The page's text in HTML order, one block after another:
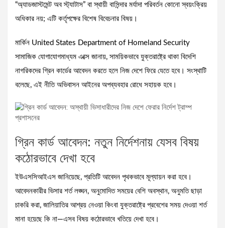
“অ্যাডজাস্টমেন্ট অব স্ট্যাটাস” বা স্থায়ী বাসিন্দার মর্যাদা পরিবর্তন কোনো স্বয়ংক্রিয়
অধিকার নয়; এটি কর্তৃপক্ষের বিশেষ বিবেচনার বিষয়।
মার্কিন United States Department of Homeland Security
সামাজিক যোগাযোগমাধ্যম এক্সে জানায়, সাময়িকভাবে যুক্তরাষ্ট্রে থাকা বিদেশি
নাগরিকদের গ্রিন কার্ডের আবেদন করতে হলে নিজ দেশে ফিরে যেতে হবে। সংস্থাটি
বলেছে, এই নীতি অভিবাসন আইনের অপব্যবহার রোধে সহায়ক হবে।
গ্রিন কার্ড আবেদন: নতুন নির্দেশনায় যেসব বিষয়
কঠোরভাবে দেখা হবে
ইউএসসিআইএস জানিয়েছে, প্রতিটি আবেদন পৃথকভাবে মূল্যায়ন করা হবে।
আবেদনকারীর ভিসার শর্ত লঙ্ঘন, অনুমোদিত সময়ের বেশি অবস্থান, অনুমতি ছাড়া
চাকরি করা, জালিয়াতির আশ্রয় নেওয়া কিংবা যুক্তরাষ্ট্রে প্রবেশের সময় দেওয়া শর্ত
মানা হয়েছে কি না—এসব বিষয় কঠোরভাবে খতিয়ে দেখা হবে।